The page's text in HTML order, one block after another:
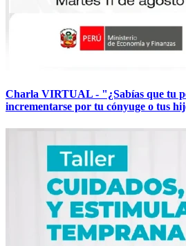
Charla VIRTUAL - "¿Sabías que tu
incrementarse por tu cónyuge o tus